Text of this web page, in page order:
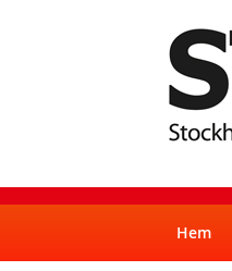
S
T
S
u
Hem